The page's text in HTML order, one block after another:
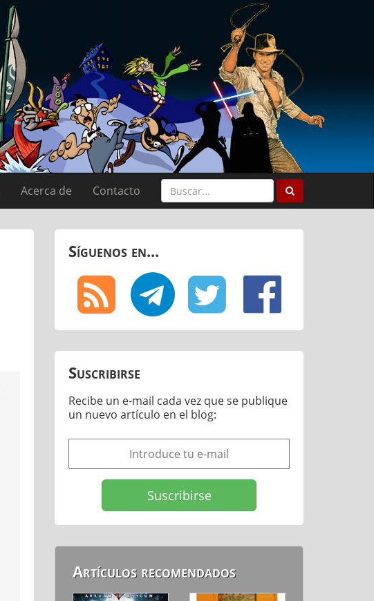
Acerca de Contacto
Síguenos en...
Suscribirse
Recibe un e-mail cada vez que se publique
un nuevo artículo en el blog:
Artículos recomendados